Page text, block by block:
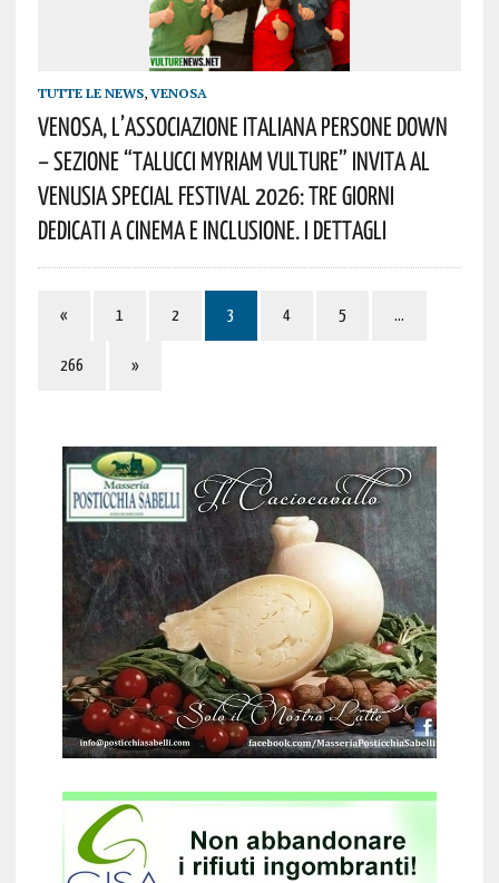
TUTTE LE NEWS, VENOSA
Venosa, L’Associazione Italiana Persone Down
– Sezione “Talucci Myriam Vulture” Invita Al
Venusia Special Festival 2026: Tre Giorni
Dedicati A Cinema E Inclusione. I Dettagli
« 1 2 3 4 5 …
266 »